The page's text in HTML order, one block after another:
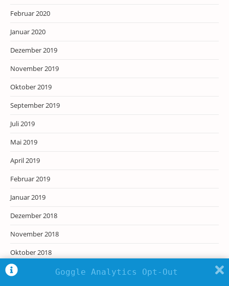
Februar 2020
Januar 2020
Dezember 2019
November 2019
Oktober 2019
September 2019
Juli 2019
Mai 2019
April 2019
Februar 2019
Januar 2019
Dezember 2018
November 2018
Oktober 2018
Juli 2018
Goggle Analytics Opt-Out